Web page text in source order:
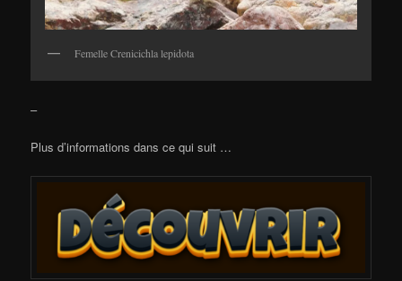
Femelle Crenicichla lepidota
–
Plus d’informations dans ce qui suit …